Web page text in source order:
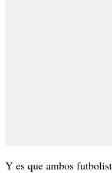
Y es que ambos